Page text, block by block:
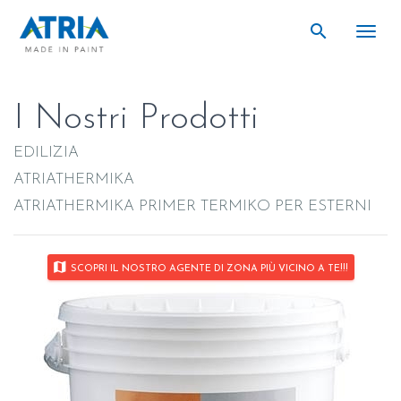
search
I Nostri Prodotti
EDILIZIA
ATRIATHERMIKA
ATRIATHERMIKA PRIMER TERMIKO PER ESTERNI
map SCOPRI IL NOSTRO AGENTE DI ZONA PIÙ VICINO A TE!!!